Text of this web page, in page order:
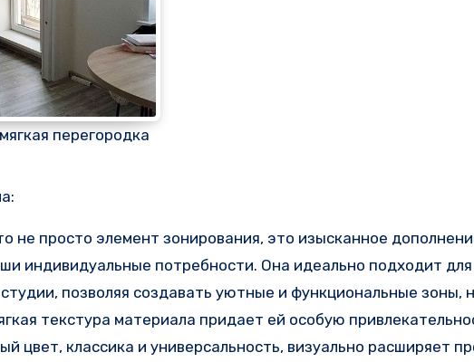
перегородка
не просто элемент зонирования, это изысканное
индивидуальные потребности. Она идеально подходит
позволяя создавать уютные и функциональные зоны,
текстура материала придает ей особую
цвет, классика и универсальность, визуально расширяет